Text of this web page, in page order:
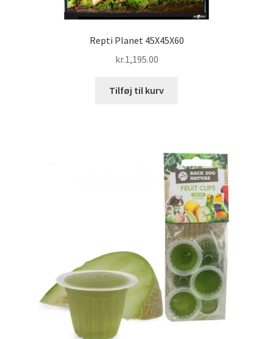
Repti Planet 45X45X60
kr.1,195.00
Tilføj til kurv